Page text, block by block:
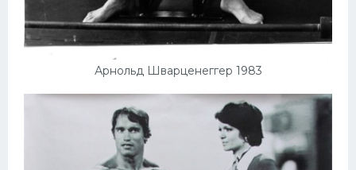
Арнольд Шварценеггер 1983